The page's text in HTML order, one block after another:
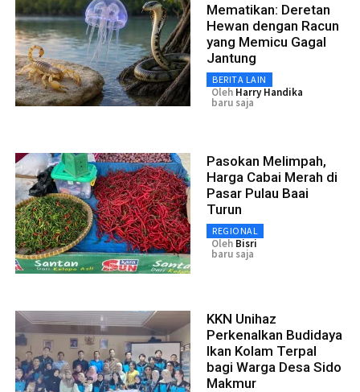
Mematikan: Deretan
Hewan dengan Racun
yang Memicu Gagal
Jantung
BERITA LAIN
Oleh Harry Handika
baru saja
Pasokan Melimpah,
Harga Cabai Merah di
Pasar Pulau Baai
Turun
REGIONAL
Oleh Bisri
baru saja
KKN Unihaz
Perkenalkan Budidaya
Ikan Kolam Terpal
bagi Warga Desa Sido
Makmur